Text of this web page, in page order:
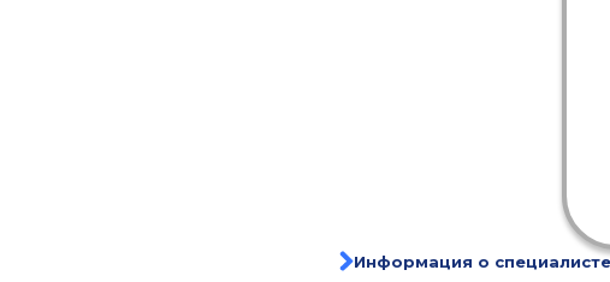
Информация о специалисте